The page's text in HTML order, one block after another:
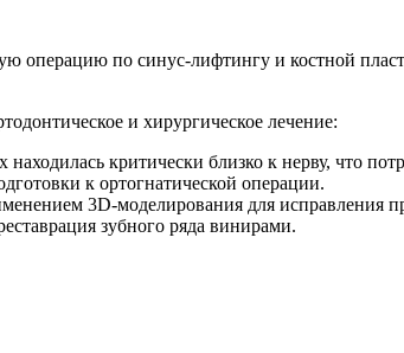
операцию по синус-лифтингу и костной
и хирургическое лечение:
находилась критически близко к нерву, что
к ортогнатической операции.
3D-моделирования для исправления
зубного ряда винирами.